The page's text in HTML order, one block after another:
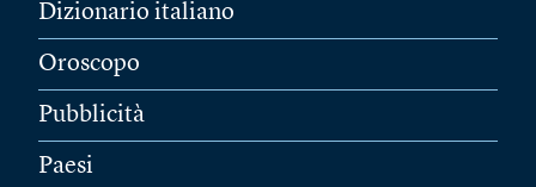
Dizionario italiano
Oroscopo
Pubblicità
Paesi